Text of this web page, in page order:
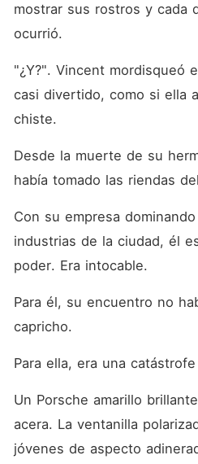
mostrar sus rostros y cada
ocurrió.
"¿Y?". Vincent mordisqueó
casi divertido, como si ella
chiste.
Desde la muerte de su
había tomado las riendas
Con su empresa
industrias de la ciudad, él
poder. Era intocable.
Para él, su encuentro no
capricho.
Para ella, era una
Un Porsche amarillo
acera. La ventanilla
jóvenes de aspecto